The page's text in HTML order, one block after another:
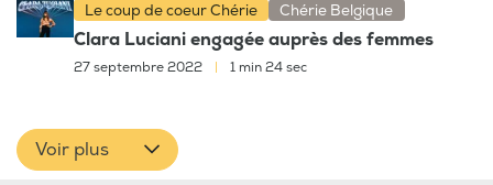
Le coup de coeur Chérie Chérie Belgique
Clara Luciani engagée auprès des femmes
27 septembre 2022 | 1 min 24 sec
Voir plus